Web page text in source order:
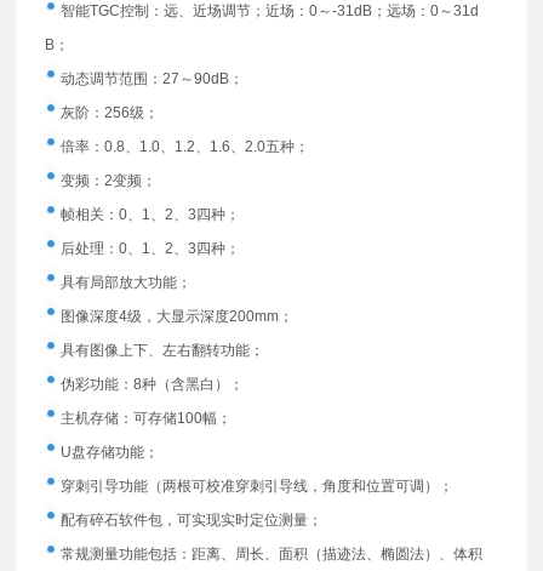
智能TGC控制：远、近场调节；近场：0～-31dB；远场：0～31d
B；
动态调节范围：27～90dB；
灰阶：256级；
倍率：0.8、1.0、1.2、1.6、2.0五种；
变频：2变频；
帧相关：0、1、2、3四种；
后处理：0、1、2、3四种；
具有局部放大功能；
图像深度4级，大显示深度200mm；
具有图像上下、左右翻转功能；
伪彩功能：8种（含黑白）；
主机存储：可存储100幅；
U盘存储功能；
穿刺引导功能（两根可校准穿刺引导线，角度和位置可调）；
配有碎石软件包，可实现实时定位测量；
常规测量功能包括：距离、周长、面积（描迹法、椭圆法）、体积